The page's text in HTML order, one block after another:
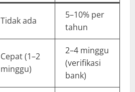
Tidak ada
5–10% per
tahun
Cepat (1–2
minggu)
2–4 minggu
(verifikasi
bank)